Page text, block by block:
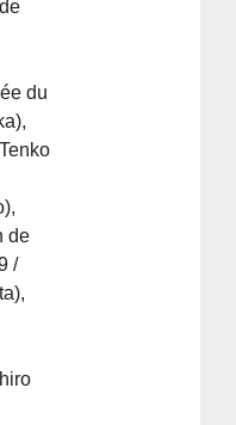
du
de
/